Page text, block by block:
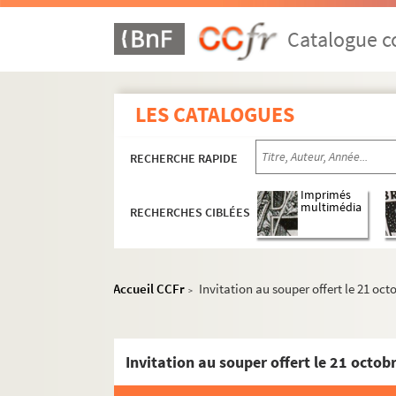
Catalogue
LES CATALOGUES
RECHERCHE RAPIDE
RECHERCHES CIBLÉES
Imprimés
multimédia
Accueil CCFr > Invitation au souper offert le 21
Réceptions données par ou pour les
Réceptions données par le ministère des
Réceptions et voyages présidentiels
Voyages étrangers en France
Visite du Shah de Perse
Visite de l'escadre russe
Menu du déjeuner offert le 14
Menu du déjeuner offert le 15